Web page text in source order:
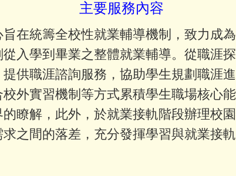
主要服務內容
在統籌全校性就業輔導機制，致力成
入學到畢業之整體就業輔導。從職涯
供職涯諮詢服務，協助學生規劃職涯
外實習機制等方式累積學生職場核心
瞭解，此外，於就業接軌階段辦理校
之間的落差，充分發揮學習與就業接軌